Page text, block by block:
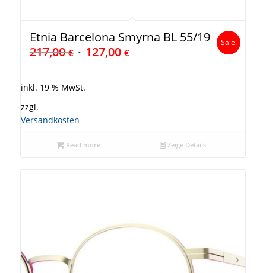
Etnia Barcelona Smyrna BL 55/19
217,00€ 127,00 €
Sale!
inkl. 19 % MwSt.
zzgl.
Versandkosten
Read more Zeige Details